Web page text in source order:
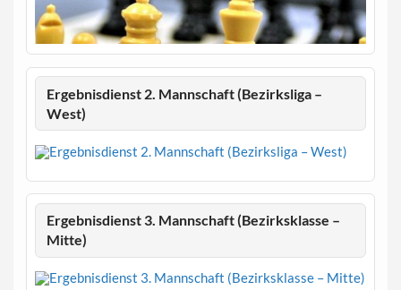
Ergebnisdienst 2. Mannschaft (Bezirksliga –
West)
Ergebnisdienst 3. Mannschaft (Bezirksklasse –
Mitte)